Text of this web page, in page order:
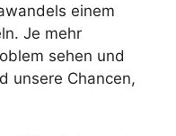
einem
Je mehr
sehen und
unsere Chancen,